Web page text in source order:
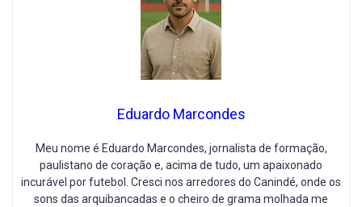
Eduardo Marcondes
Meu nome é Eduardo Marcondes, jornalista de formação,
paulistano de coração e, acima de tudo, um apaixonado
incurável por futebol. Cresci nos arredores do Canindé, onde os
sons das arquibancadas e o cheiro de grama molhada me